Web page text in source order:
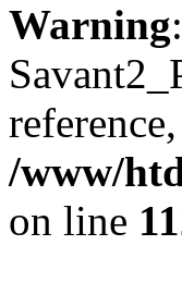
Warning
/www/
on line